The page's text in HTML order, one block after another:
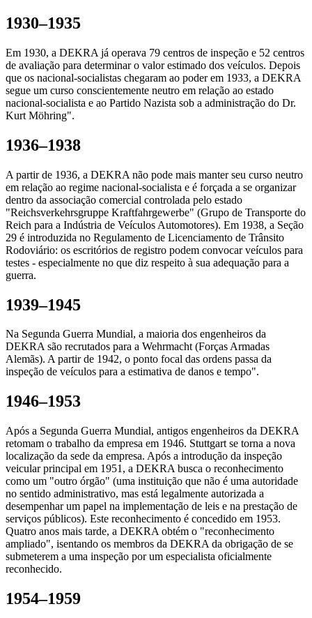
1930–1935
Em 1930, a DEKRA já operava 79 centros de inspeção e 52 centros
de avaliação para determinar o valor estimado dos veículos. Depois
que os nacional-socialistas chegaram ao poder em 1933, a DEKRA
segue um curso conscientemente neutro em relação ao estado
nacional-socialista e ao Partido Nazista sob a administração do Dr.
Kurt Möhring".
1936–1938
A partir de 1936, a DEKRA não pode mais manter seu curso neutro
em relação ao regime nacional-socialista e é forçada a se organizar
dentro da associação comercial controlada pelo estado
"Reichsverkehrsgruppe Kraftfahrgewerbe" (Grupo de Transporte do
Reich para a Indústria de Veículos Automotores). Em 1938, a Seção
29 é introduzida no Regulamento de Licenciamento de Trânsito
Rodoviário: os escritórios de registro podem convocar veículos para
testes - especialmente no que diz respeito à sua adequação para a
guerra.
1939–1945
Na Segunda Guerra Mundial, a maioria dos engenheiros da
DEKRA são recrutados para a Wehrmacht (Forças Armadas
Alemãs). A partir de 1942, o ponto focal das ordens passa da
inspeção de veículos para a estimativa de danos e tempo".
1946–1953
Após a Segunda Guerra Mundial, antigos engenheiros da DEKRA
retomam o trabalho da empresa em 1946. Stuttgart se torna a nova
localização da sede da empresa. Após a introdução da inspeção
veicular principal em 1951, a DEKRA busca o reconhecimento
como um "outro órgão" (uma instituição que não é uma autoridade
no sentido administrativo, mas está legalmente autorizada a
desempenhar um papel na implementação de leis e na prestação de
serviços públicos). Este reconhecimento é concedido em 1953.
Quatro anos mais tarde, a DEKRA obtém o "reconhecimento
ampliado", isentando os membros da DEKRA da obrigação de se
submeterem a uma inspeção por um especialista oficialmente
reconhecido.
1954–1959